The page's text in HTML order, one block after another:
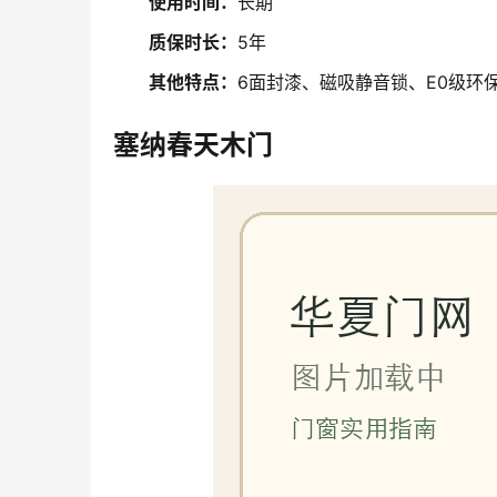
质保时长： 5年
其他特点： 6面封漆、磁吸静音锁、E0级环
塞纳春天木门